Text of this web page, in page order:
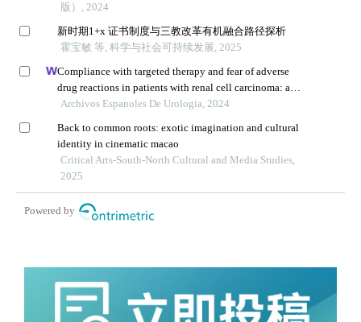
版）, 2024
新时期1+x 证书制度与三教改革有机融合路径探析
霍宝敏 等, 科学与社会可持续发展, 2025
Compliance with targeted therapy and fear of adverse
drug reactions in patients with renal cell carcinoma: a
nurse-led retrospective descriptive study
Archivos Espanoles De Urologia, 2024
Back to common roots: exotic imagination and cultural
identity in cinematic macao
Critical Arts-South-North Cultural and Media Studies,
2025
Powered by